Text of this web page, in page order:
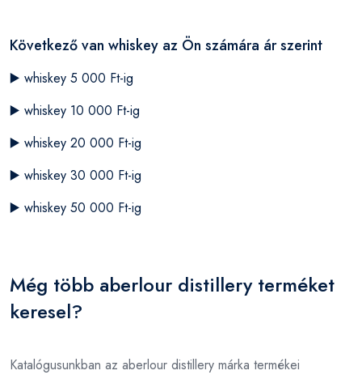
Következő van whiskey az Ön számára ár szerint
▶️ whiskey 5 000 Ft-ig
▶️ whiskey 10 000 Ft-ig
▶️ whiskey 20 000 Ft-ig
▶️ whiskey 30 000 Ft-ig
▶️ whiskey 50 000 Ft-ig
Még több aberlour distillery terméket
keresel?
Katalógusunkban az aberlour distillery márka termékei